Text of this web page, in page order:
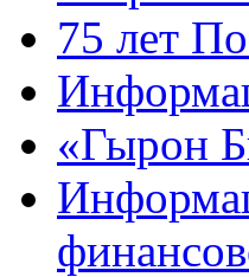
75 лет
«Гырон